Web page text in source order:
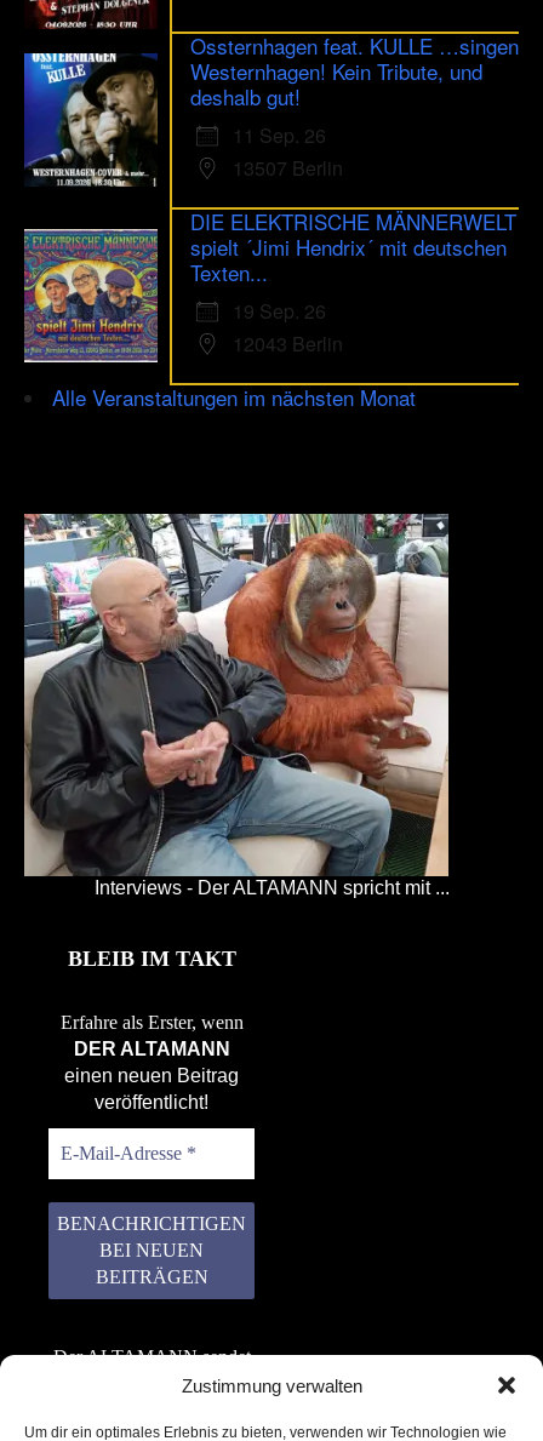
Zustimmung verwalten
Um dir ein optimales Erlebnis zu bieten, verwenden wir Technologien wie
Ossternhagen feat. KULLE …singen
Westernhagen! Kein Tribute, und
deshalb gut!
11 Sep. 26
13507 Berlin
DIE ELEKTRISCHE MÄNNERWELT
spielt ´Jimi Hendrix´ mit deutschen
Texten...
19 Sep. 26
12043 Berlin
Alle Veranstaltungen im nächsten Monat
Interviews - Der ALTAMANN spricht mit ...
BLEIB IM TAKT
Erfahre als Erster, wenn
DER ALTAMANN
einen neuen Beitrag
veröffentlicht!
Der ALTAMANN sendet
keinen Spam! Er gibt
weiter. Erfahre mehr in